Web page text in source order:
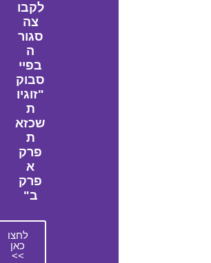
לקבו
צה
סגור
ה
בפיי
סבוק
"זוגיו
ת
שכזא
ת
פרק
א
פרק
ב"
לחצו
כאן
>>